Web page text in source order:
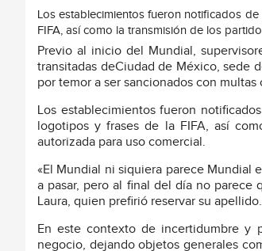
Los establecimientos fueron notificados
FIFA, así como la transmisión de los
Previo al inicio del Mundial,
transitadas deCiudad de México, sede
por temor a ser sancionados con
Los establecimientos fueron
logotipos y frases de la FIFA, así
autorizada para uso comercial.
«El Mundial ni siquiera parece Mundial
a pasar, pero al final del día no parece
Laura, quien prefirió reservar su apellido.
En este contexto de incertidumbre y
negocio, dejando objetos generales